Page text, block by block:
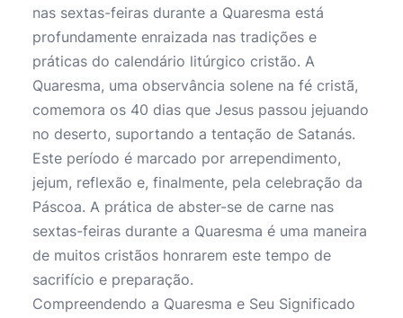
nas sextas-feiras durante a Quaresma está
profundamente enraizada nas tradições e
práticas do calendário litúrgico cristão. A
Quaresma, uma observância solene na fé cristã,
comemora os 40 dias que Jesus passou jejuando
no deserto, suportando a tentação de Satanás.
Este período é marcado por arrependimento,
jejum, reflexão e, finalmente, pela celebração da
Páscoa. A prática de abster-se de carne nas
sextas-feiras durante a Quaresma é uma maneira
de muitos cristãos honrarem este tempo de
sacrifício e preparação.
Compreendendo a Quaresma e Seu Significado